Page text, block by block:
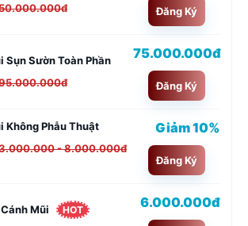
Đăng Ký
Sụn Sườn Toàn Phần
75.000.000đ
Đăng Ký
Không Phẫu Thuật
- 8.000.000đ
Giảm 10%
Đăng Ký
Mũi HOT 6.000.000đ